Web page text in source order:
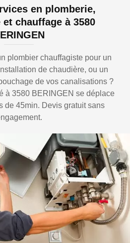
en plomberie,
chauffage à 3580
plombier chauffagiste pour un
de chaudière, ou un
de vos canalisations ?
à 3580 BERINGEN se déplace
de 45min. Devis gratuit sans